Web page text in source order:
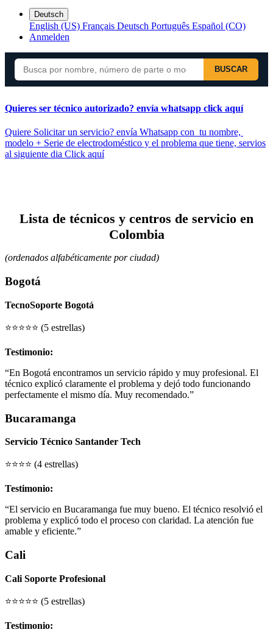
Deutsch
English (US) Français Deutsch Português Español (CO)
Anmelden
BUSCAR
Quieres ser técnico autorizado? envía whatsapp click aquí
Quiere Solicitar un servicio? envía Whatsapp con tu nombre,
modelo + Serie de electrodoméstico y el problema que tiene, servios
al siguiente dia Click aquí
Lista de técnicos y centros de servicio en
Colombia
(ordenados alfabéticamente por ciudad)
Bogotá
TecnoSoporte Bogotá
⭐⭐⭐⭐⭐ (5 estrellas)
Testimonio:
“En Bogotá encontramos un servicio rápido y muy profesional. El
técnico explicó claramente el problema y dejó todo funcionando
perfectamente el mismo día. Muy recomendado.”
Bucaramanga
Servicio Técnico Santander Tech
⭐⭐⭐⭐ (4 estrellas)
Testimonio:
“El servicio en Bucaramanga fue muy bueno. El técnico resolvió el
problema y explicó todo el proceso con claridad. La atención fue
amable y eficiente.”
Cali
Cali Soporte Profesional
⭐⭐⭐⭐⭐ (5 estrellas)
Testimonio: